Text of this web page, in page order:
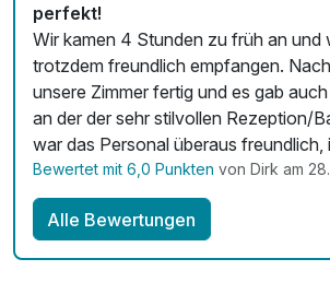
perfekt!
Wir kamen 4 Stunden zu früh an und
trotzdem freundlich empfangen. Nach 30 min waren
unsere Zimmer fertig und es gab
an der der sehr stilvollen Rezeption/Bar .
war das Personal überaus freundlich,
fröhlich um uns und die Kinder bemüht. Frühstück
sehr gut, das Abendessen haben wir
gegessen. Achtung: Es gibt hier eine phantastische,
Bewertet mit 6,0 Punkten von Dirk am
Alle Bewertungen